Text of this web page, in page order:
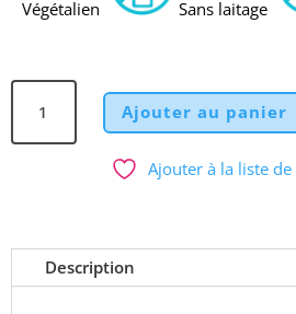
Végétalien Sans laitage
Méno
7
Jours
Ajouter au panier
Ajouter à la liste
Description